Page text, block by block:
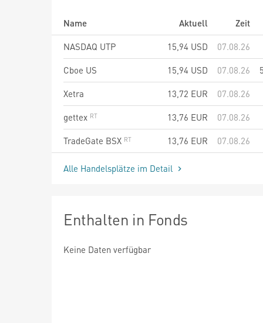
Name Aktuell
Zeit
NASDAQ UTP
15,94 USD
07.08.26
Cboe US
15,94 USD 07.08.26
Xetra
13,72 EUR
07.08.26
gettex
13,76 EUR
07.08.26
TradeGate BSX
13,76 EUR 07.08.26
Alle Handelsplätze im Detail
Enthalten in Fonds
Keine Daten verfügbar